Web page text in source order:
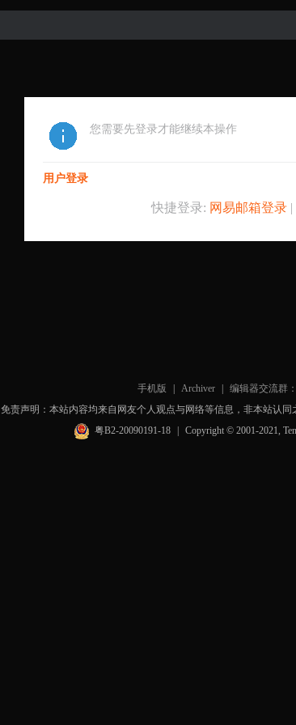
您需要先登录才能继续本操作
用户登录
快捷登录: 网易邮箱登录|
手机版 Archiver 编辑器交流群
免责声明：本站内容均来自网友个人观点与网络等信息，非本站认
粤B2-20090191-18
Copyright © 2001-2021,